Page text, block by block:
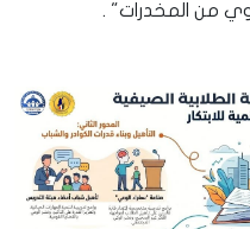
من المخدرات" .